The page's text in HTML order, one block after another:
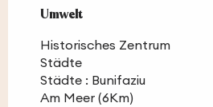
Umwelt
Umwelt
Historisches Zentrum
Städte
Städte : Bunifaziu
Am Meer (6Km)